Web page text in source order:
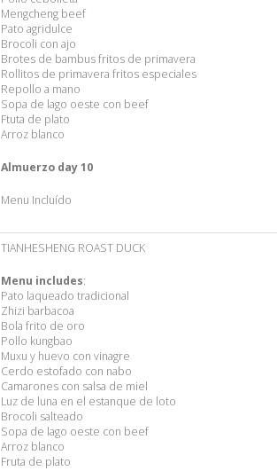
Mengcheng beef
Pato agridulce
Brocoli con ajo
Brotes de bambus fritos de primavera
Rollitos de primavera fritos especiales
Repollo a mano
Sopa de lago oeste con beef
Ftuta de plato
Arroz blanco
Almuerzo day 10
Menu Incluído
TIANHESHENG ROAST DUCK
Menu includes:
Pato laqueado tradicional
Zhizi barbacoa
Bola frito de oro
Pollo kungbao
Muxu y huevo con vinagre
Cerdo estofado con nabo
Camarones con salsa de miel
Luz de luna en el estanque de loto
Brocoli salteado
Sopa de lago oeste con beef
Arroz blanco
Fruta de plato